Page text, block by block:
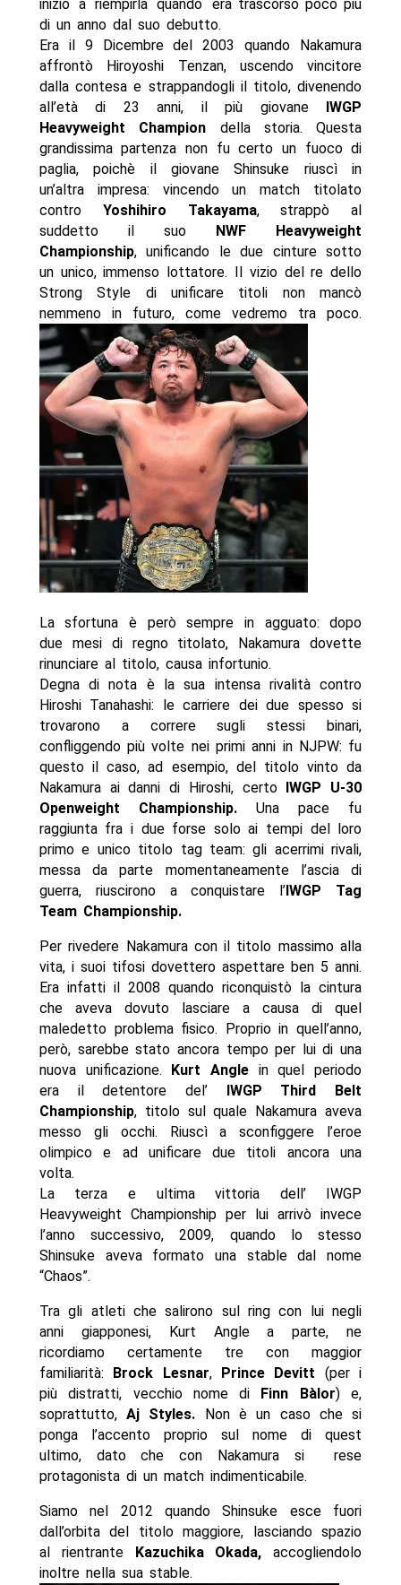
iniziò a riempirla quando era trascorso poco più
di un anno dal suo debutto.
Era il 9 Dicembre del 2003 quando Nakamura
affrontò Hiroyoshi Tenzan, uscendo vincitore
dalla contesa e strappandogli il titolo, divenendo
all’età di 23 anni, il più giovaneIWGP
Heavyweight Champion della storia. Questa
grandissima partenza non fu certo un fuoco di
paglia, poichè il giovane Shinsuke riuscì in
un’altra impresa: vincendo un match titolato
contro Yoshihiro Takayama, strappò al
suddetto il suo
NWF Heavyweight
Championship, unificando le due cinture sotto
un unico, immenso lottatore. Il vizio del re dello
Strong Style di unificare titoli non mancò
nemmeno in futuro, come vedremo tra poco.
La sfortuna è però sempre in agguato: dopo
due mesi di regno titolato, Nakamura dovette
rinunciare al titolo, causa infortunio.
Degna di nota è la sua intensa rivalità contro
Hiroshi Tanahashi: le carriere dei due spesso si
trovarono a correre sugli stessi binari,
confliggendo più volte nei primi anni in NJPW: fu
questo il caso, ad esempio, del titolo vinto da
Nakamura ai danni di Hiroshi, certo
IWGP U-30
Openweight Championship.Una pace fu
raggiunta fra i due forse solo ai tempi del loro
primo e unico titolo tag team: gli acerrimi rivali,
messa da parte momentaneamente l’ascia di
guerra, riuscirono a conquistare l’ IWGP Tag
Team Championship.
Per rivedere Nakamura con il titolo massimo alla
vita, i suoi tifosi dovettero aspettare ben 5 anni.
Era infatti il 2008 quando riconquistò la cintura
che aveva dovuto lasciare a causa di quel
maledetto problema fisico. Proprio in quell’anno,
però, sarebbe stato ancora tempo per lui di una
nuova unificazione.
Kurt Angle in quel periodo
era il detentore del’
IWGP Third Belt
Championship, titolo sul quale Nakamura aveva
messo gli occhi. Riuscì a sconfiggere l’eroe
olimpico e ad unificare due titoli ancora una
volta.
La terza e ultima vittoria dell’ IWGP
Heavyweight Championship per lui arrivò invece
l’anno successivo, 2009, quando lo stesso
Shinsuke aveva formato una stable dal nome
“Chaos”.
Tra gli atleti che salirono sul ring con lui negli
anni giapponesi, Kurt Angle a parte, ne
ricordiamo certamente tre con maggior
familiarità:
Brock Lesnar, Prince Devitt (per i
più distratti, vecchio nome di
Finn Bàlor) e,
soprattutto,Aj Styles.
Non è un caso che si
ponga l’accento proprio sul nome di quest
ultimo, dato che con Nakamura si rese
protagonista di un match indimenticabile.
Siamo nel 2012 quando Shinsuke esce fuori
dall’orbita del titolo maggiore, lasciando spazio
al rientrante
Kazuchika Okada,accogliendolo
inoltre nella sua stable.